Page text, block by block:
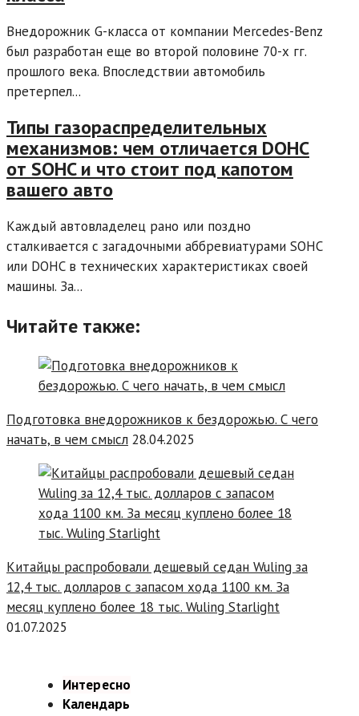
Внедорожник G-класса от компании Mercedes-Benz
был разработан еще во второй половине 70-х гг.
прошлого века. Впоследствии автомобиль
претерпел...
Типы газораспределительных
механизмов: чем отличается DOHC
от SOHC и что стоит под капотом
вашего авто
Каждый автовладелец рано или поздно
сталкивается с загадочными аббревиатурами SOHC
или DOHC в технических характеристиках своей
машины. За...
Читайте также:
Подготовка внедорожников к бездорожью. С чего
начать, в чем смысл 28.04.2025
Китайцы распробовали дешевый седан Wuling за
12,4 тыс. долларов с запасом хода 1100 км. За
месяц куплено более 18 тыс. Wuling Starlight
01.07.2025
Интересно
Календарь